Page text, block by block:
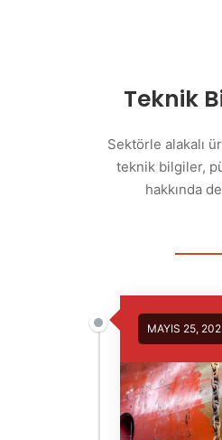
Teknik
Sektörle alakalı
teknik bilgiler,
hakkında
MAYIS 25,